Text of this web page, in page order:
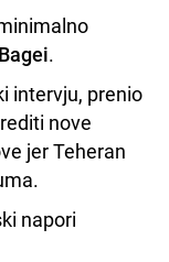
.
intervju, prenio
nove
jer Teheran
napori